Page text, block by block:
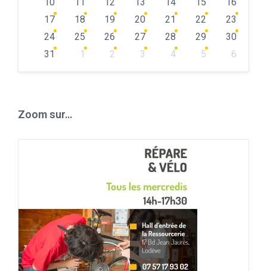
10
11 12 13 14 15
16
17
18 19 20 21 22
23
24
25 26 27 28 29
30
31
1 2 3 4 5
6
Zoom sur…